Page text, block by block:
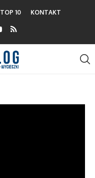
TOP 10 KONTAKT